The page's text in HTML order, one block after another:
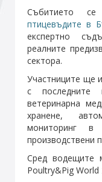
Събитието
птицевъдите в
експертно
реалните
сектора.
Участниците ще
с последните
ветеринарна
хранене,
мониторинг
производствени
Сред водещите
Poultry&Pig